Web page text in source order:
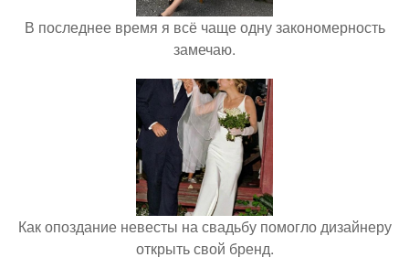
В последнее время я всё чаще одну закономерность
замечаю.
Как опоздание невесты на свадьбу помогло дизайнеру
открыть свой бренд.